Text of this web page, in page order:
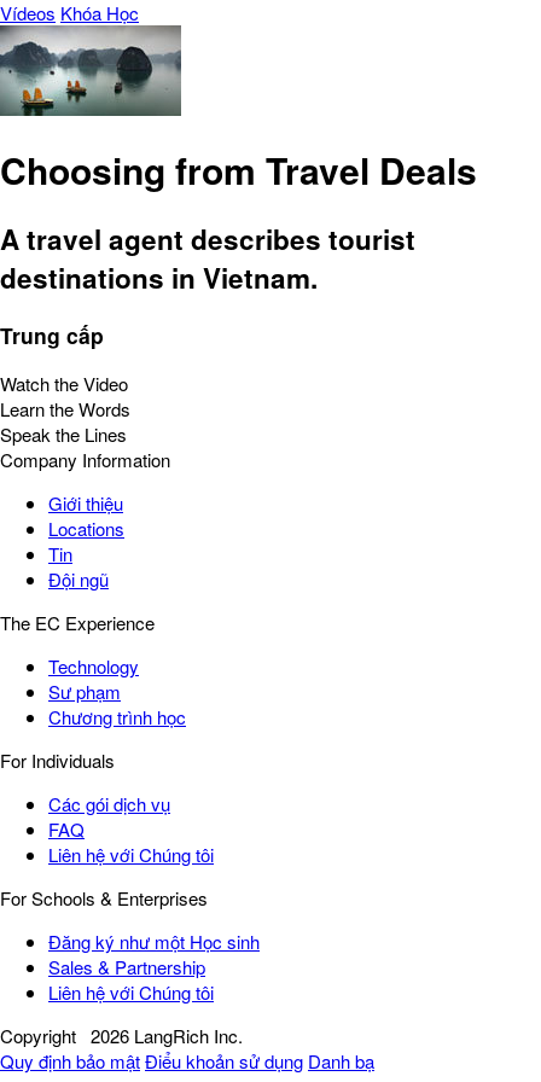
Vídeos Khóa Học
Choosing from Travel Deals
A travel agent describes tourist
destinations in Vietnam.
Trung cấp
Watch the Video
Learn the Words
Speak the Lines
Company Information
Giới thiệu
Locations
Tin
Đội ngũ
The EC Experience
Technology
Sư phạm
Chương trình học
For Individuals
Các gói dịch vụ
FAQ
Liên hệ với Chúng tôi
For Schools & Enterprises
Đăng ký như một Học sinh
Sales & Partnership
Liên hệ với Chúng tôi
Copyright 2026 LangRich Inc.
Quy định bảo mậtĐiểu khoản sử dụng Danh bạ